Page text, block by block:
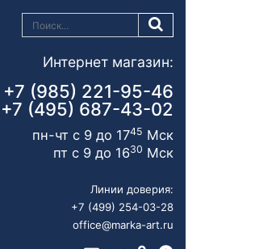
Интернет магазин:
+7 (985) 221-95-46
+7 (495) 687-43-02
пн-чт с 9 до 1745 Мск
пт с 9 до 1630 Мск
Линии доверия:
+7 (499) 254-03-28
office@marka-art.ru